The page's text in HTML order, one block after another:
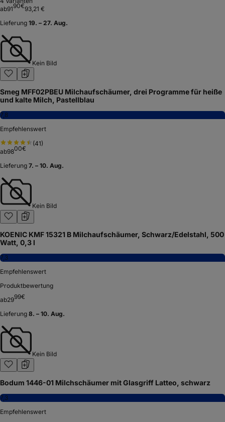
ab9190€93,21 €
Lieferung 19. – 27. Aug.
Kein Bild
Smeg MFF02PBEU Milchaufschäumer, drei Programme für heiße
und kalte Milch, Pastellblau
7,8
Empfehlenswert
(41)
ab9800€
Lieferung 7. – 10. Aug.
Kein Bild
KOENIC KMF 15321 B Milchaufschäumer, Schwarz/Edelstahl, 500
Watt, 0,3 l
7,3
Empfehlenswert
Produktbewertung
ab2999€
Lieferung 8. – 10. Aug.
Kein Bild
Bodum 1446-01 Milchschäumer mit Glasgriff Latteo, schwarz
7,3
Empfehlenswert